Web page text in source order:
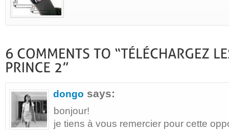
dongo says:
bonjour!
je tiens à vous remercier pour cette